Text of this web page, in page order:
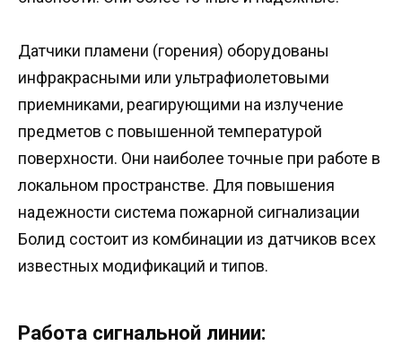
Датчики пламени (горения) оборудованы
инфракрасными или ультрафиолетовыми
приемниками, реагирующими на излучение
предметов с повышенной температурой
поверхности. Они наиболее точные при работе в
локальном пространстве. Для повышения
надежности система пожарной сигнализации
Болид состоит из комбинации из датчиков всех
известных модификаций и типов.
Работа сигнальной линии: